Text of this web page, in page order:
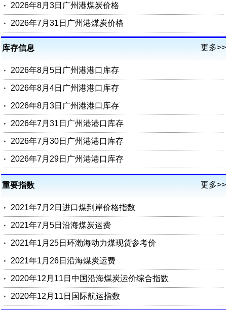
2026年8月3日广州港煤炭价格
2026年7月31日广州港煤炭价格
更多>>
库存信息
2026年8月5日广州港港口库存
2026年8月4日广州港港口库存
2026年8月3日广州港港口库存
2026年7月31日广州港港口库存
2026年7月30日广州港港口库存
2026年7月29日广州港港口库存
更多>>
重要指数
2021年7月2日进口煤到岸价格指数
2021年7月5日沿海煤炭运费
2021年1月25日环渤海动力煤现货参考价
2021年1月26日沿海煤炭运费
2020年12月11日中国沿海煤炭运价综合指数
2020年12月11日国际航运指数